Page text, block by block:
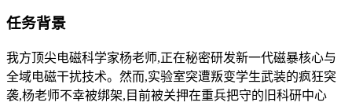
任务背景
我方顶尖电磁科学家杨老师,正在秘密研发新一代磁暴核心与
全域电磁干扰技术。然而,实验室突遭叛变学生武装的疯狂突
袭,杨老师不幸被绑架,目前被关押在重兵把守的旧科研中心